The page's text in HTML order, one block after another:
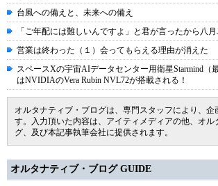
台風への備えと、未来への備え
「ご年配には難しいんですよ」と君が言ったから八
営業は終わった（１）会ってもらえる理由が消えた
スペースXの宇宙AIデータセンター用衛星Starmind（
はNVIDIAのVera Rubin NVL72が搭載される！
オルタナティブ・ブログは、専門スタッフにより、企
す。入力頂いた内容は、アイティメディアの他、オル
グ、及び本記事執筆会社に提供されます。
オルタナティブ・ブログ GUIDE